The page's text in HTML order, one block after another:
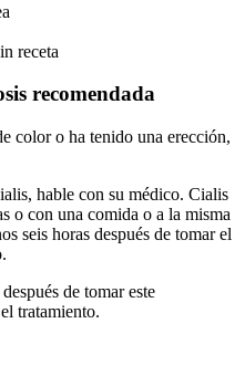
receta
recomendada
color o ha tenido una erección,
hable con su médico. Cialis
o con una comida o a la misma
seis horas después de tomar el
de tomar este
tratamiento.